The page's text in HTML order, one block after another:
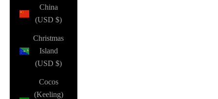
China
(USD $)
Christmas
Island
(USD $)
Cocos
(Keeling)